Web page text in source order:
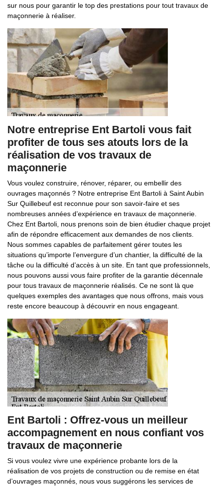
sur nous pour garantir le top des prestations pour tout travaux de
maçonnerie à réaliser.
Notre entreprise Ent Bartoli vous fait
profiter de tous ses atouts lors de la
réalisation de vos travaux de
maçonnerie
Vous voulez construire, rénover, réparer, ou embellir des
ouvrages maçonnés ? Notre entreprise Ent Bartoli à Saint Aubin
Sur Quillebeuf est reconnue pour son savoir-faire et ses
nombreuses années d’expérience en travaux de maçonnerie.
Chez Ent Bartoli, nous prenons soin de bien étudier chaque projet
afin de répondre efficacement aux demandes de nos clients.
Nous sommes capables de parfaitement gérer toutes les
situations qu’importe l’envergure d’un chantier, la difficulté de la
tâche ou la difficulté d’accès à un site. En tant que professionnels,
nous pouvons aussi vous faire profiter de la garantie décennale
pour tous travaux de maçonnerie réalisés. Ce ne sont là que
quelques exemples des avantages que nous offrons, mais vous
reste encore beaucoup à découvrir en nous engageant.
Ent Bartoli : Offrez-vous un meilleur
accompagnement en nous confiant vos
travaux de maçonnerie
Si vous voulez vivre une expérience probante lors de la
réalisation de vos projets de construction ou de remise en état
d’ouvrages maçonnés, nous vous suggérons les services de